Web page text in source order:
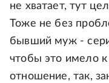
не хватает, тут
Тоже не без
бывший муж -
чтобы это имело
отношение, так,